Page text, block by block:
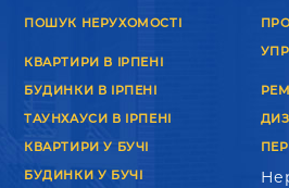
ПОШУК НЕРУХОМОСТІ
КВАРТИРИ В ІРПЕНІ
БУДИНКИ В ІРПЕНІ
ТАУНХАУСИ В ІРПЕНІ
КВАРТИРИ У БУЧІ
БУДИНКИ У БУЧІ